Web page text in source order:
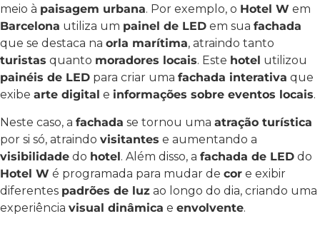
meio à paisagem urbana. Por exemplo, o Hotel W em
Barcelona utiliza um painel de LED em sua fachada
que se destaca na orla marítima, atraindo tanto
turistas quanto moradores locais. Este hotel utilizou
painéis de LED para criar uma fachada interativa que
exibe arte digital e informações sobre eventos locais.
Neste caso, a fachada se tornou uma atração turística
por si só, atraindo visitantes e aumentando a
visibilidade do hotel. Além disso, a fachada de LED do
Hotel W é programada para mudar de cor e exibir
diferentes padrões de luz ao longo do dia, criando uma
experiência visual dinâmica e envolvente.